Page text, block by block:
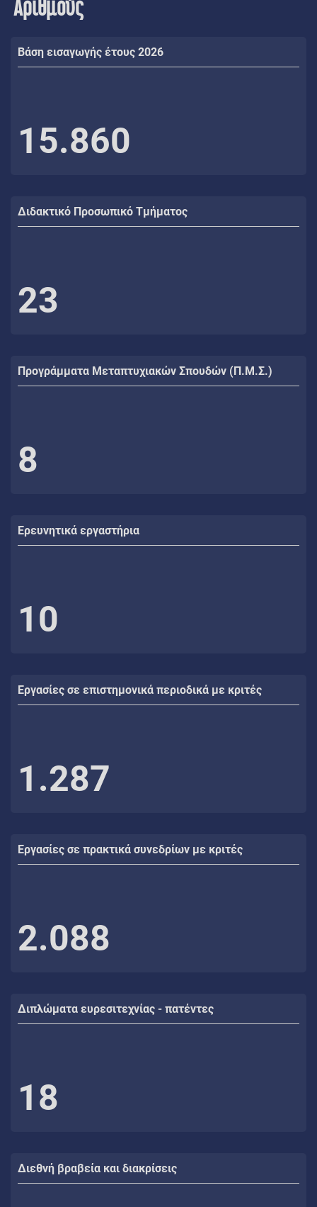
Αριθμούς
Βάση εισαγωγής έτους 2026
15.860
Διδακτικό Προσωπικό Τμήματος
23
Προγράμματα Μεταπτυχιακών Σπουδών (Π.Μ.Σ.)
8
Ερευνητικά εργαστήρια
10
Εργασίες σε επιστημονικά περιοδικά με κριτές
1.287
Εργασίες σε πρακτικά συνεδρίων με κριτές
2.088
Διπλώματα ευρεσιτεχνίας - πατέντες
18
Διεθνή βραβεία και διακρίσεις